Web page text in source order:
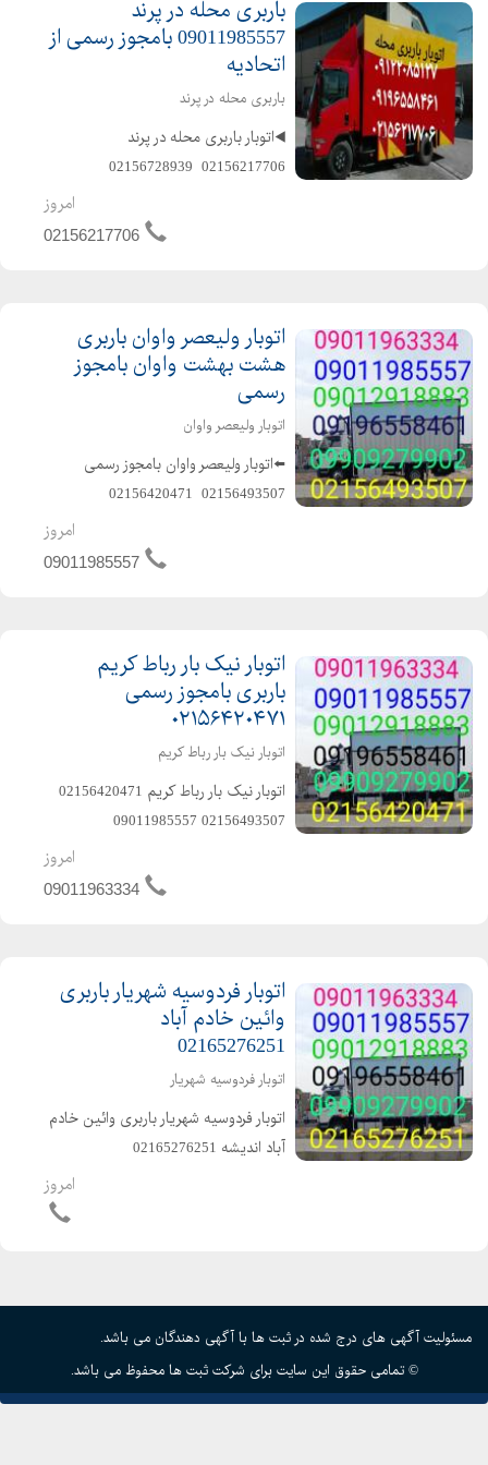
باربری محله در پرند
09011985557 بامجوز رسمی از
اتحادیه
باربری محله در پرند
◀️اتوبار باربری محله در پرند️
02156217706 ️ 02156728939
️معروفترین باربری محله در پرند بامجوز
امروز
02156217706
اتوبار ولیعصر واوان باربری
هشت بهشت واوان بامجوز
رسمی
اتوبار ولیعصر واوان
⬅️اتوبار ولیعصر واوان بامجوز رسمی️
️02156493507 ️ 02156420471
️09909279905 ️ 09011985557 ️متخصص
در حمل و نقل اثاثیه منزل وجهیزیه و
امروز
09011985557
اتوبار نیک بار رباط کریم
باربری بامجوز رسمی
۰۲۱۵۶۴۲۰۴۷۱
اتوبار نیک بار رباط کریم
️اتوبار نیک بار رباط کریم️ 02156420471 ️
02156493507️ 09011985557️
09012918883️ ️متخصص در حمل و نقل
امروز
09011963334
اتوبار فردوسیه شهریار باربری
وائین خادم آباد
02165276251
اتوبار فردوسیه شهریار
️اتوبار فردوسیه شهریار باربری وائین خادم
آباد اندیشه️ ️02165276251 ️
09012918883 ⬅️متخصص در حمل و نقل
امروز
مسئولیت آگهی های درج شده در ثبت ها با آگهی دهندگان می باشد.
© تمامی حقوق این سایت برای شرکت ثبت ها محفوظ می باشد.